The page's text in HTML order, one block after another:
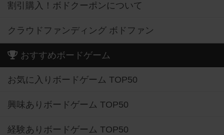
割引購入！ボドクーポンについて
クラウドファンディング ボドファン
おすすめボードゲーム
お気に入りボードゲーム TOP50
興味ありボードゲーム TOP50
経験ありボードゲーム TOP50